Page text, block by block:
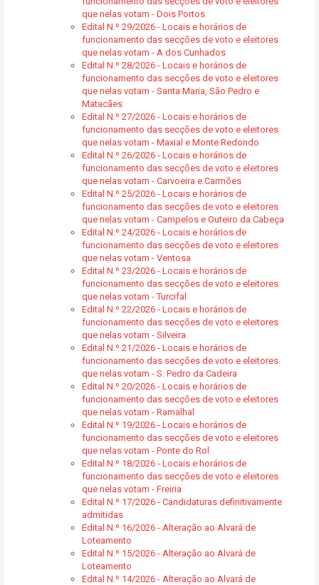
que nelas votam - Dois Portos
Edital N.º 29/2026 - Locais e horários de
funcionamento das secções de voto e eleitores
que nelas votam - A dos Cunhados
Edital N.º 28/2026 - Locais e horários de
funcionamento das secções de voto e eleitores
que nelas votam - Santa Maria, São Pedro e
Matacães
Edital N.º 27/2026 - Locais e horários de
funcionamento das secções de voto e eleitores
que nelas votam - Maxial e Monte Redondo
Edital N.º 26/2026 - Locais e horários de
funcionamento das secções de voto e eleitores
que nelas votam - Carvoeira e Carmões
Edital N.º 25/2026 - Locais e horários de
funcionamento das secções de voto e eleitores
que nelas votam - Campelos e Outeiro da Cabeça
Edital N.º 24/2026 - Locais e horários de
funcionamento das secções de voto e eleitores
que nelas votam - Ventosa
Edital N.º 23/2026 - Locais e horários de
funcionamento das secções de voto e eleitores
que nelas votam - Turcifal
Edital N.º 22/2026 - Locais e horários de
funcionamento das secções de voto e eleitores
que nelas votam - Silveira
Edital N.º 21/2026 - Locais e horários de
funcionamento das secções de voto e eleitores
que nelas votam - S. Pedro da Cadeira
Edital N.º 20/2026 - Locais e horários de
funcionamento das secções de voto e eleitores
que nelas votam - Ramalhal
Edital N.º 19/2026 - Locais e horários de
funcionamento das secções de voto e eleitores
que nelas votam - Ponte do Rol
Edital N.º 18/2026 - Locais e horários de
funcionamento das secções de voto e eleitores
que nelas votam - Freiria
Edital N.º 17/2026 - Candidaturas definitivamente
admitidas
Edital N.º 16/2026 - Alteração ao Alvará de
Loteamento
Edital N.º 15/2026 - Alteração ao Alvará de
Loteamento
Edital N.º 14/2026 - Alteração ao Alvará de